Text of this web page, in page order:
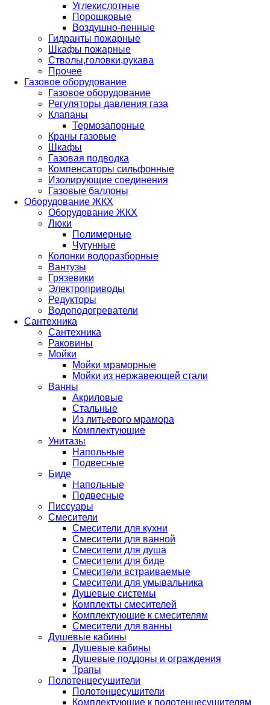
Углекислотные
Порошковые
Воздушно-пенные
Гидранты пожарные
Шкафы пожарные
Стволы,головки,рукава
Прочее
Газовое оборудование
Газовое оборудование
Регуляторы давления газа
Клапаны
Термозапорные
Краны газовые
Шкафы
Газовая подводка
Компенсаторы сильфонные
Изолирующие соединения
Газовые баллоны
Оборудование ЖКХ
Оборудование ЖКХ
Люки
Полимерные
Чугунные
Колонки водоразборные
Вантузы
Грязевики
Электроприводы
Редукторы
Водоподогреватели
Сантехника
Сантехника
Раковины
Мойки
Мойки мраморные
Мойки из нержавеющей стали
Ванны
Акриловые
Стальные
Из литьевого мрамора
Комплектующие
Унитазы
Напольные
Подвесные
Биде
Напольные
Подвесные
Писсуары
Смесители
Смесители для кухни
Смесители для ванной
Смесители для душа
Смесители для биде
Смесители встраиваемые
Смесители для умывальника
Душевые системы
Комплекты смесителей
Комплектующие к смесителям
Смесители для ванны
Душевые кабины
Душевые кабины
Душевые поддоны и ограждения
Трапы
Полотенцесушители
Полотенцесушители
Комплектующие к полотенцесушителям